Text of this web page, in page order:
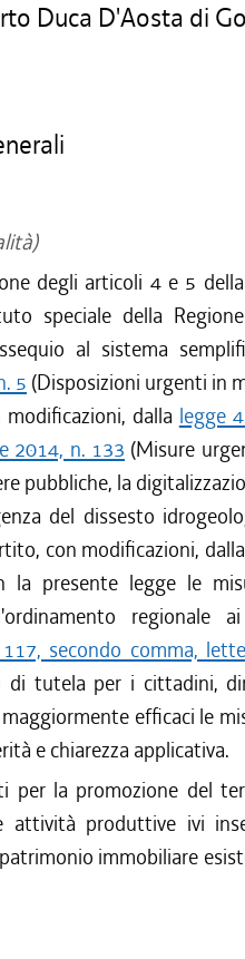
Duca D'Aosta di
degli articoli 4 e 5 della
speciale della
al sistema
5 (Disposizioni urgenti in
dalla legge
2014, n. 133 (Misure
pubbliche, la
del dissesto
con modificazioni, dalla
presente legge le
regionale
secondo comma,
tutela per i cittadini,
efficaci le
e chiarezza applicativa.
per la promozione del
attività produttive ivi
immobiliare